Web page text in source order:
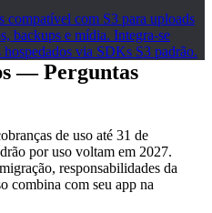
compatível com S3 para uploads
backups e mídia. Integra-se
hospedados via SDKs S3 padrão.
— Perguntas
de uso até 31 de
por uso voltam em 2027.
responsabilidades da
combina com seu app na